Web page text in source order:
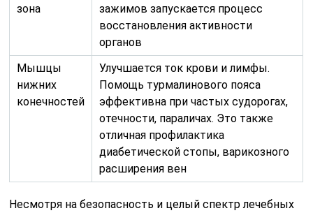
зона
зажимов запускается процесс
восстановления активности
органов
Мышцы
нижних
конечностей
Улучшается ток крови и лимфы.
Помощь турмалинового пояса
эффективна при частых судорогах,
отечности, параличах. Это также
отличная профилактика
диабетической стопы, варикозного
расширения вен
Несмотря на безопасность и целый спектр лечебных